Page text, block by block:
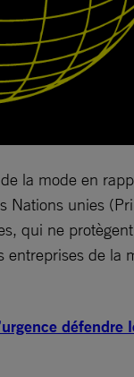
la mode en
unies
qui ne
de